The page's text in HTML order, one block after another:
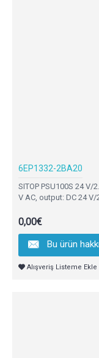
6EP1332-2BA20
SITOP PSU100S 24
V AC, output: DC 24 V/
0,00€
Bu ürün
Alışveriş Listeme Ekle